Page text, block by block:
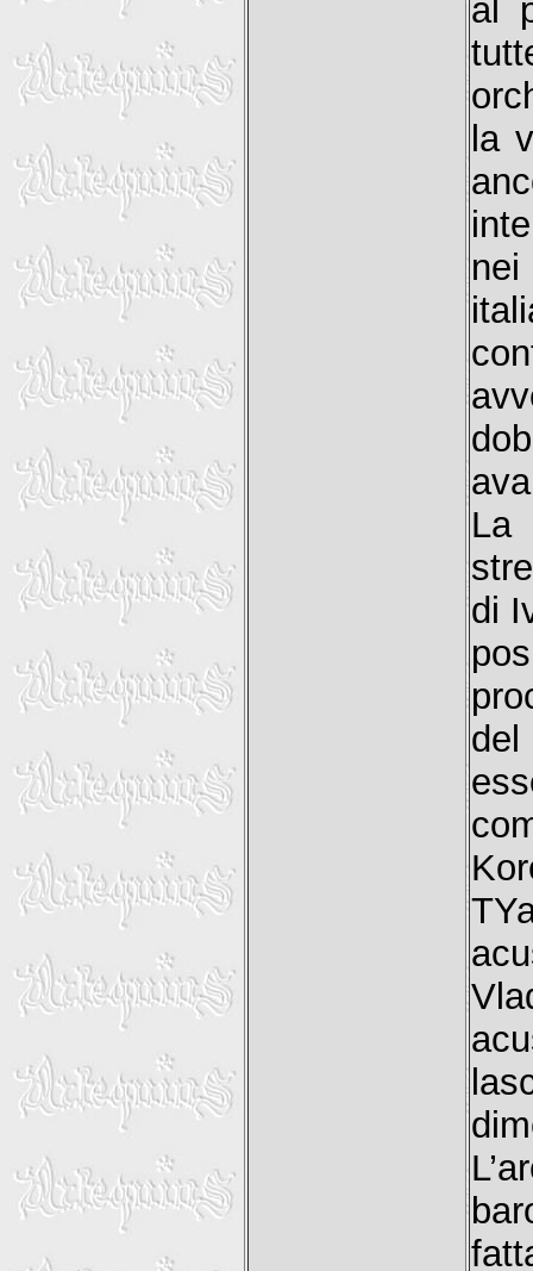
al
la
La
di